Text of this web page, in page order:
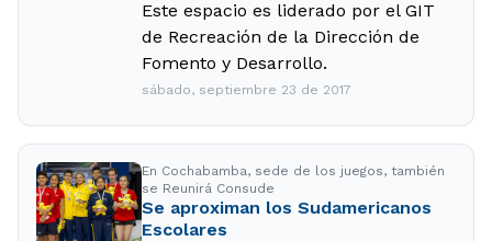
Este espacio es liderado por el GIT
de Recreación de la Dirección de
Fomento y Desarrollo.
sábado, septiembre 23 de 2017
En Cochabamba, sede de los juegos, también
se Reunirá Consude
Se aproximan los Sudamericanos
Escolares